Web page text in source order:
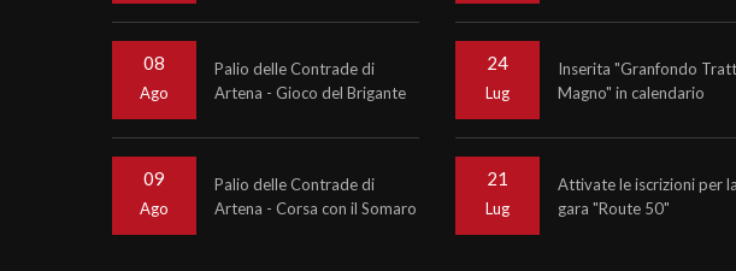
08
Ago
Palio delle Contrade di
Artena - Gioco del Brigante
09
Ago
Palio delle Contrade di
Artena - Corsa con il Somaro
24
Lug
Inserita "Granfondo
Magno" in calendario
21
Lug
Attivate le iscrizioni per la
gara "Route 50"